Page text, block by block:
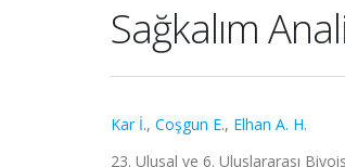
Sağkalım
Kar İ., Coşgun E., Elhan A. H.
23. Ulusal ve 6. Uluslararası